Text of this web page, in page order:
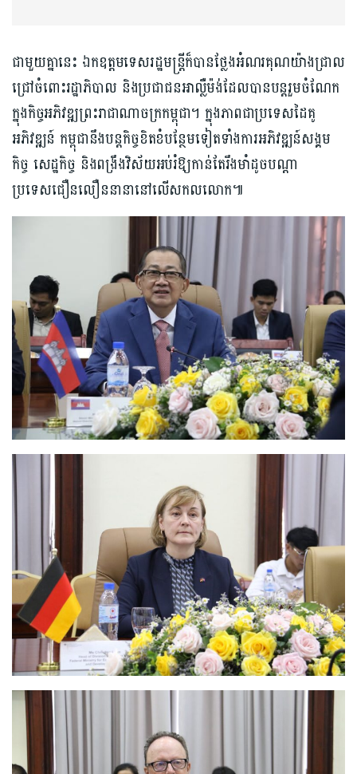
ជាមួយគ្នានេះ ឯកឧត្តមទេសរដ្ឋមន្ត្រីក៏បានថ្លែងអំណរគុណយ៉ាងជ្រាល
ជ្រៅចំពោះរដ្ឋាភិបាល និងប្រជាជនអាល្លឺម៉ង់ដែលបានបន្តរួមចំណែក
ក្នុងកិច្ចអភិវឌ្ឍព្រះរាជាណាចក្រកម្ពុជា។ ក្នុងភាពជាប្រទេសដៃគូ
អភិវឌ្ឍន៍ កម្ពុជានឹងបន្តកិច្ចខិតខំបន្ថែមទៀតទាំងការអភិវឌ្ឍន៍សង្គម
កិច្ច សេដ្ឋកិច្ច និងពង្រឹងវិស័យអប់រំឱ្យកាន់តែរឹងមាំដូចបណ្តា
ប្រទេសជឿនលឿននានានៅលើសកលលោក៕